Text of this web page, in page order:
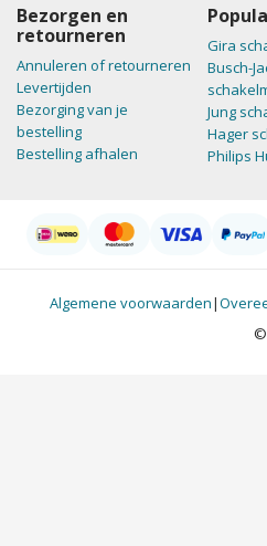
Bezorgen en
retourneren
Annuleren of retourneren
Levertijden
Bezorging van je
bestelling
Bestelling afhalen
Gira
Busch-
Jung
Hager
Philips
Algemene voorwaarden|
©